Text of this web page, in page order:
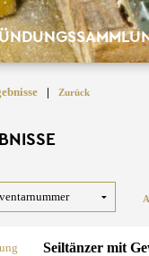
| Zurück
Seiltänzer mit